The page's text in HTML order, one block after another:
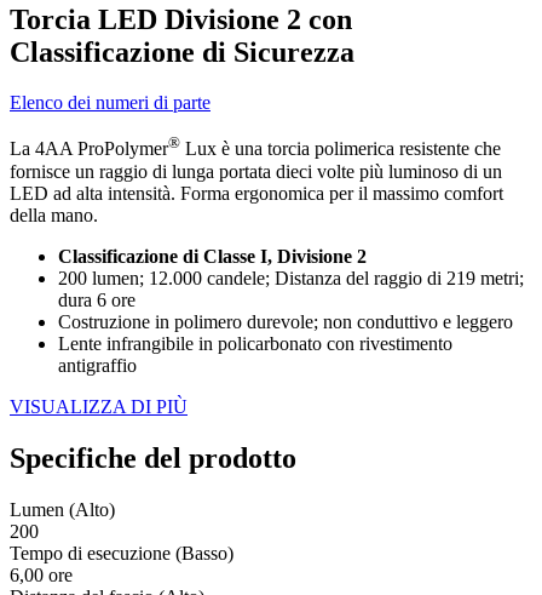
Torcia LED Divisione 2 con
Classificazione di Sicurezza
Elenco dei numeri di parte
La 4AA ProPolymer® Lux è una torcia polimerica resistente che
fornisce un raggio di lunga portata dieci volte più luminoso di un
LED ad alta intensità. Forma ergonomica per il massimo comfort
della mano.
Classificazione di Classe I, Divisione 2
200 lumen; 12.000 candele; Distanza del raggio di 219 metri;
dura 6 ore
Costruzione in polimero durevole; non conduttivo e leggero
Lente infrangibile in policarbonato con rivestimento
antigraffio
VISUALIZZA DI PIÙ
Specifiche del prodotto
Lumen (Alto)
200
Tempo di esecuzione (Basso)
6,00 ore